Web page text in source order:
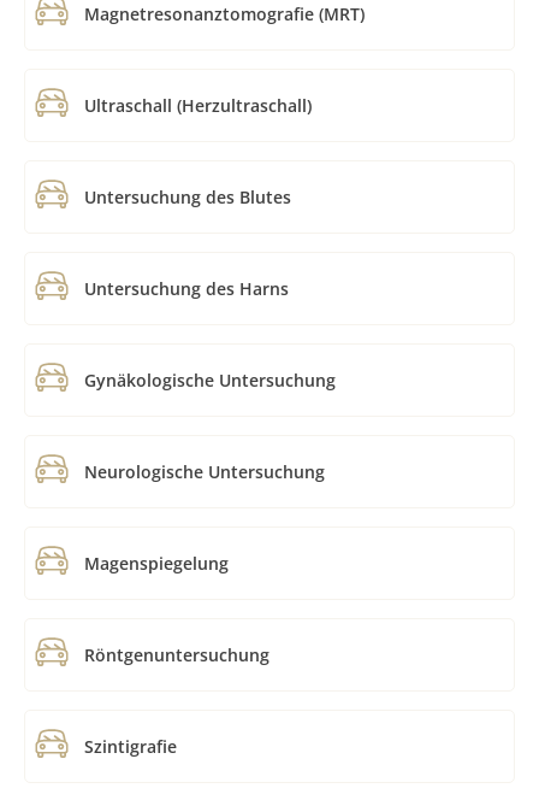
Magnetresonanztomografie (MRT)
Ultraschall (Herzultraschall)
Untersuchung des Blutes
Untersuchung des Harns
Gynäkologische Untersuchung
Neurologische Untersuchung
Magenspiegelung
Röntgenuntersuchung
Szintigrafie